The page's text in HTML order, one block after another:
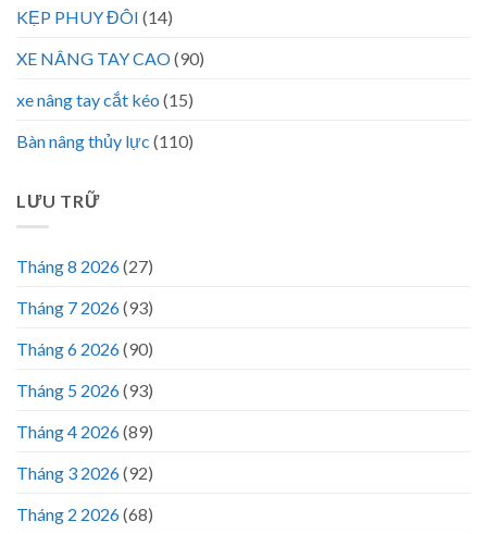
KẸP PHUY ĐÔI (14)
XE NÂNG TAY CAO(90)
xe nâng tay cắt kéo (15)
Bàn nâng thủy lực (110)
LƯU TRỮ
Tháng 8 2026(27)
Tháng 7 2026(93)
Tháng 6 2026(90)
Tháng 5 2026(93)
Tháng 4 2026(89)
Tháng 3 2026(92)
Tháng 2 2026(68)